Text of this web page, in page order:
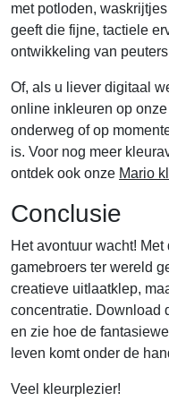
met potloden,
geeft die fijne, tactiele
ontwikkeling van
Of, als u liever digitaal
online inkleuren op
onderweg of op
is. Voor nog meer
ontdek ook onze Mario
Conclusie
Het avontuur wacht! Met
gamebroers ter wereld
creatieve uitlaatklep,
concentratie. Download
en zie hoe de
leven komt onder de
Veel kleurplezier!